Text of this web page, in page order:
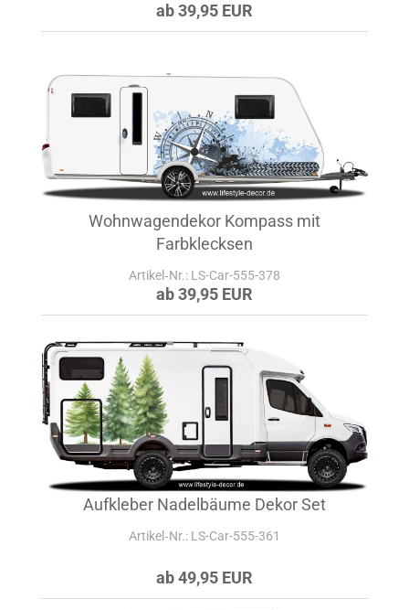
ab 39,95 EUR
Wohnwagendekor Kompass mit
Farbklecksen
Artikel‑Nr.: LS-Car-555-378
ab 39,95 EUR
Aufkleber Nadelbäume Dekor Set
Artikel‑Nr.: LS-Car-555-361
ab 49,95 EUR